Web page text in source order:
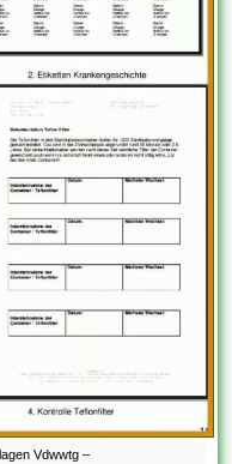
Vdwwtg –